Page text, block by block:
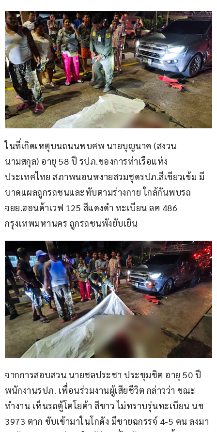
ในที่เกิดเหตุบนถนนพบศพ นายบุญนาค (สงวน
นามสกุล) อายุ 58 ปี รปภ.ของการท่าเรือแห่ง
ประเทศไทย สภาพนอนหงายสวมชุดรปภ.สีเขียวเข้ม มี
บาดแผลถูกรถชนและทับตามร่างกาย ใกล้กันพบรถ
จยย.ฮอนด้าเวฟ 125 สีแดงดำ ทะเบียน ลค 486
กรุงเทพมหานคร ถูกรถชนพังยับเยิน
จากการสอบสวน นายชลประชา ประชุมชิต อายุ 50 ปี
พนักงานรปภ. เพื่อนร่วมงานผู้เสียชีวิต กล่าวว่า ขณะ
ทำงาน เห็นรถตู้โตโยต้า สีขาว ไม่ทราบรุ่นทะเบียน นข
3973 ตาก ขับเข้ามาในโกดัง มีชายฉกรรจ์ 4-5 คน ลงมา